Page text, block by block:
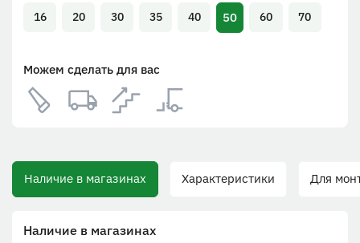
16 20 30 35 40 50 60 70
Можем сделать для вас
Наличие в магазинах Характеристики Для
Наличие в магазинах